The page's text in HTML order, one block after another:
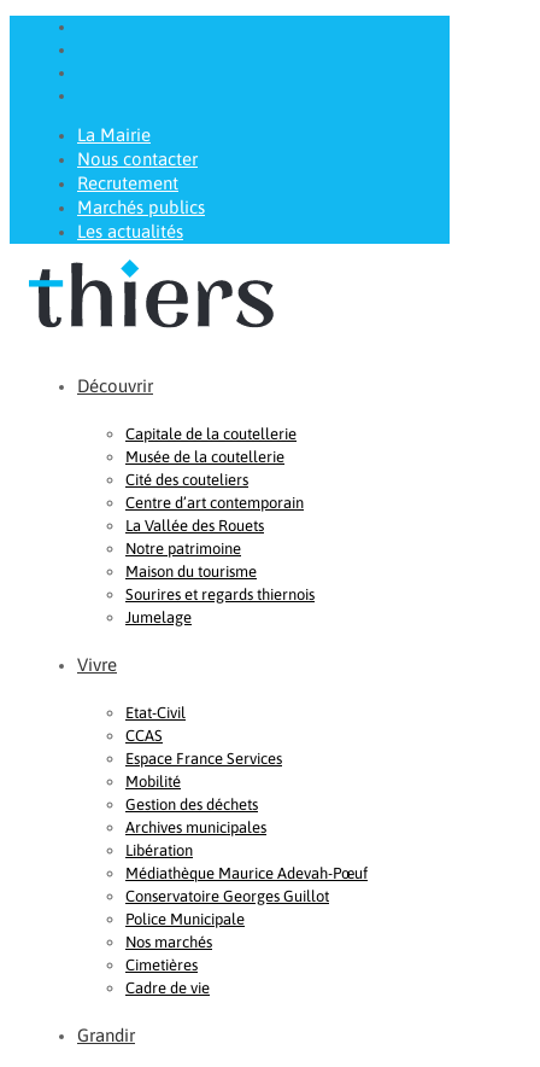
La Mairie
Nous contacter
Recrutement
Marchés publics
Les actualités
Découvrir
Capitale de la coutellerie
Musée de la coutellerie
Cité des couteliers
Centre d’art contemporain
La Vallée des Rouets
Notre patrimoine
Maison du tourisme
Sourires et regards thiernois
Jumelage
Vivre
Etat-Civil
CCAS
Espace France Services
Mobilité
Gestion des déchets
Archives municipales
Libération
Médiathèque Maurice Adevah-Pœuf
Conservatoire Georges Guillot
Police Municipale
Nos marchés
Cimetières
Cadre de vie
Grandir